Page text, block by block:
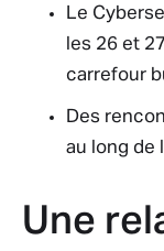
Le
les 26 et
carrefour
Des
au long de
Une